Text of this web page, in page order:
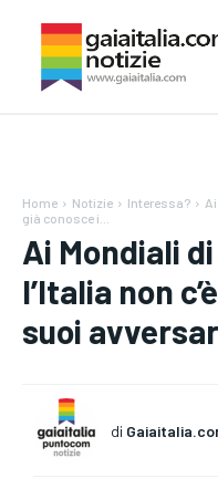
Home Notizie Interessa?
già conosce i...
Ai Mondiali
l’Italia non
suoi
di